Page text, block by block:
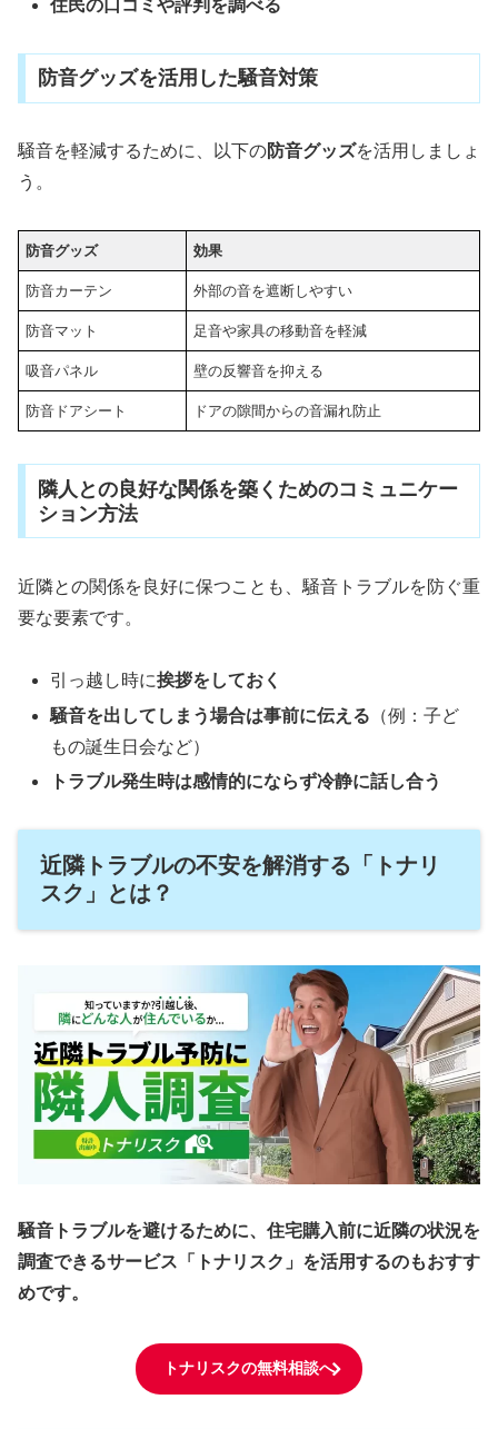
住民の口コミや評判を調べる
防音グッズを活用した騒音対策
騒音を軽減するために、以下の防音グッズを活用しましょ
う。
防音グッズ 効果
防音カーテン 外部の音を遮断しやすい
防音マット 足音や家具の移動音を軽減
吸音パネル 壁の反響音を抑える
防音ドアシート ドアの隙間からの音漏れ防止
隣人との良好な関係を築くためのコミュニケー
ション方法
近隣との関係を良好に保つことも、騒音トラブルを防ぐ重
要な要素です。
引っ越し時に挨拶をしておく
騒音を出してしまう場合は事前に伝える （例：子ど
もの誕生日会など）
トラブル発生時は感情的にならず冷静に話し合う
近隣トラブルの不安を解消する「トナリ
スク」とは？
騒音トラブルを避けるために、住宅購入前に近隣の状況を
調査できるサービス「トナリスク」を活用するのもおすす
めです。
トナリスクの無料相談へ